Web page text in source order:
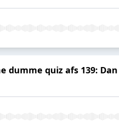
dumme quiz afs 139: